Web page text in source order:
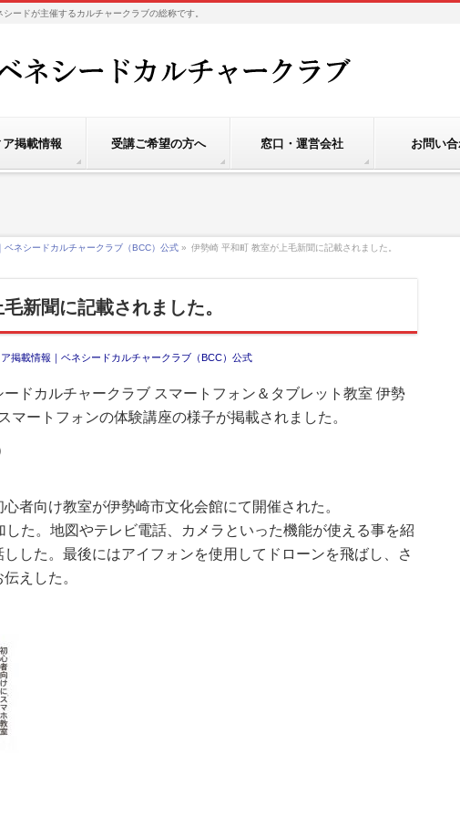
ードが主催するカルチャークラブの総称です。
ア掲載情報 受講ご希望の方へ 窓口・運営会社 お問い
ベネシードカルチャークラブ（BCC）公式 » 伊勢崎 平和町 教室が上毛新聞に記載されました。
新聞に記載されました。
ア掲載情報｜ベネシードカルチャークラブ（BCC）公式
ドカルチャークラブ スマートフォン＆タブレット教室 伊勢
マートフォンの体験講座の様子が掲載されました。
者向け教室が伊勢崎市文化会館にて開催された。
た。地図やテレビ電話、カメラといった機能が使える事を紹
した。最後にはアイフォンを使用してドローンを飛ばし、さ
えした。